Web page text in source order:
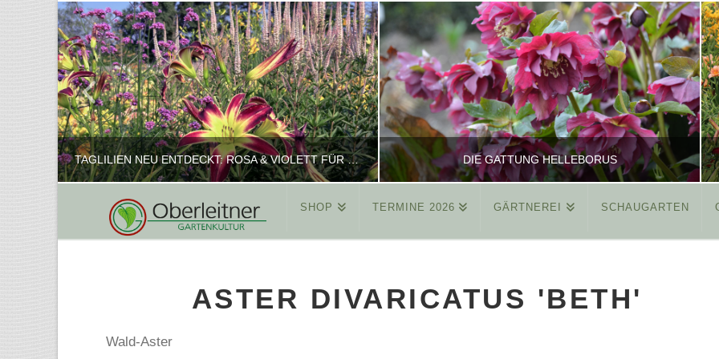
TAGLILIEN NEU ENTDECKT: ROSA & VIOLETT FÜR ROMANTISCHE PFLANZKOMBINATIONEN
REINHARD
FEBRUAR 16, 2025
DIE GATTUNG HELLEBORUS
REINHARD
MÄRZ 26, 2015
SHOP TERMINE 2026 GÄRTNEREI SCHAUGARTEN
ASTER DIVARICATUS 'BETH'
Wald-Aster